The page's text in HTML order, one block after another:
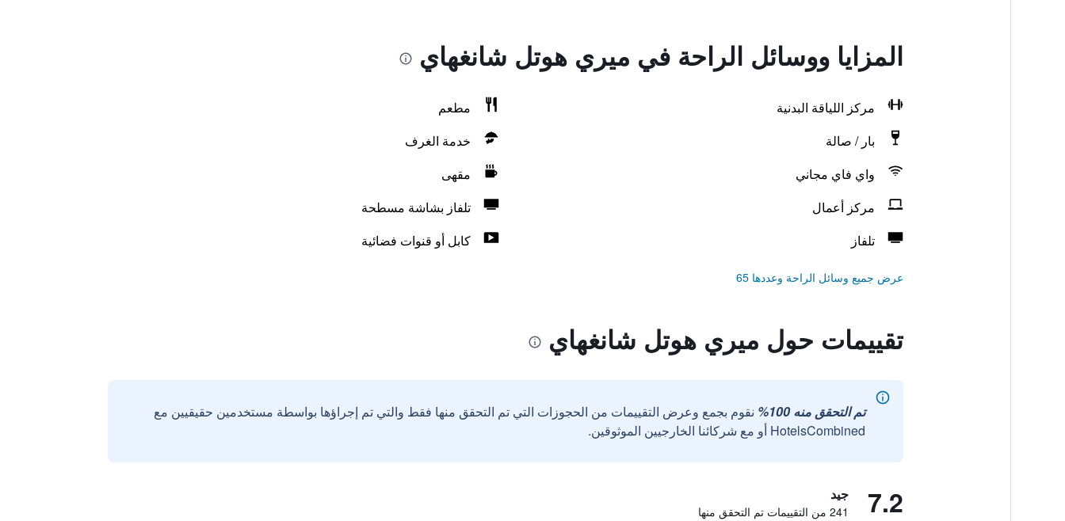
المزايا ووسائل الراحة في ميري هوتل شانغهاي
مركز اللياقة البدنية
مطعم
بار / صالة
خدمة الغرف
واي فاي مجاني
مقهى
مركز أعمال
تلفاز بشاشة مسطحة
تلفاز
كابل أو قنوات فضائية
عرض جميع وسائل الراحة وعددها 65
تقييمات حول ميري هوتل شانغهاي
تم التحقق منه 100%
نقوم بجمع وعرض التقييمات من الحجوزات التي تم التحقق منها فقط والتي تم إجراؤها بواسطة مستخدمين حقيقيين مع
HotelsCombined أو مع شركائنا الخارجيين الموثوقين.
7.2 جيد
241 من التقييمات تم التحقق منها